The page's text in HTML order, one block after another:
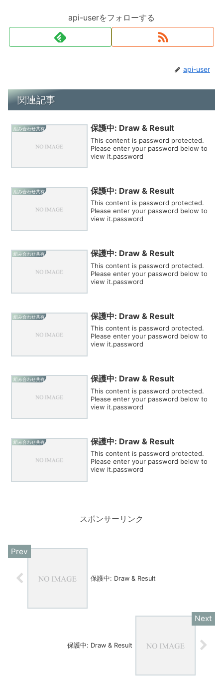
api-userをフォローする
api-user
関連記事
組み合わせ共有 保護中: Draw & Result
This content is password protected.
Please enter your password below to
view it.password
組み合わせ共有 保護中: Draw & Result
This content is password protected.
Please enter your password below to
view it.password
組み合わせ共有 保護中: Draw & Result
This content is password protected.
Please enter your password below to
view it.password
組み合わせ共有 保護中: Draw & Result
This content is password protected.
Please enter your password below to
view it.password
組み合わせ共有 保護中: Draw & Result
This content is password protected.
Please enter your password below to
view it.password
組み合わせ共有 保護中: Draw & Result
This content is password protected.
Please enter your password below to
view it.password
スポンサーリンク
保護中: Draw & Result
保護中: Draw & Result